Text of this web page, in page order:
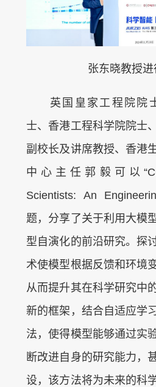
张东晓教授
英国皇家工程院院
士、香港工程科学院院士
副校长及讲席教授、香港
中心主任郭毅可以
Scientists: An
题，分享了关于利用大模
型自演化的前沿研究。探
术使模型根据反馈和环境
从而提升其在科学研究中
新的框架，结合自适应学
法，使得模型能够通过实
断改进自身的研究能力，
设，该方法将为未来的科